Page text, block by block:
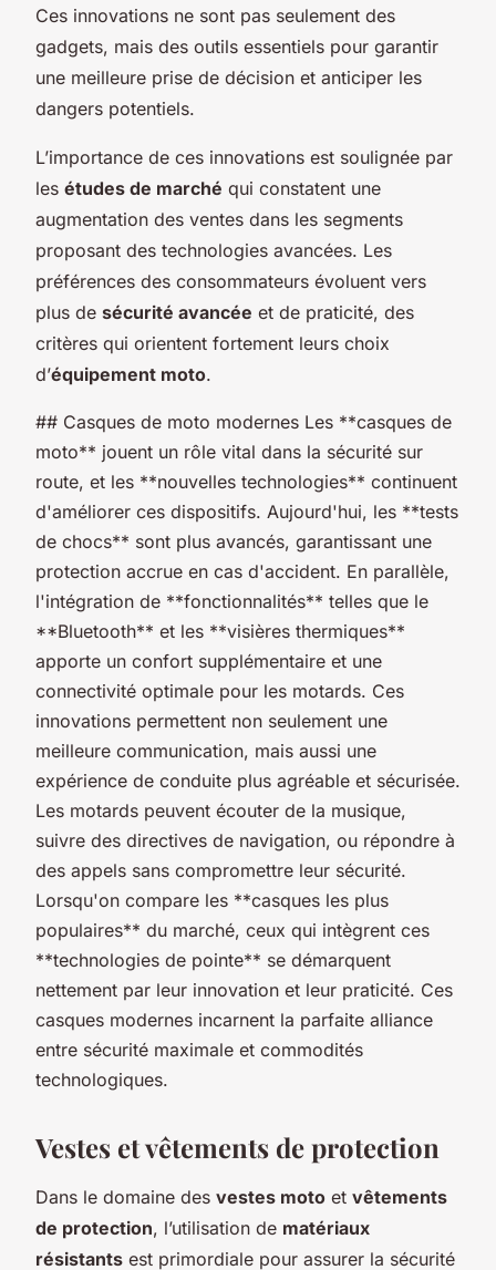
Ces innovations ne sont pas seulement des
gadgets, mais des outils essentiels pour garantir
une meilleure prise de décision et anticiper les
dangers potentiels.
L’importance de ces innovations est soulignée par
les études de marché qui constatent une
augmentation des ventes dans les segments
proposant des technologies avancées. Les
préférences des consommateurs évoluent vers
plus de sécurité avancée et de praticité, des
critères qui orientent fortement leurs choix
d’équipement moto.
## Casques de moto modernes Les **casques de
moto** jouent un rôle vital dans la sécurité sur
route, et les **nouvelles technologies** continuent
d'améliorer ces dispositifs. Aujourd'hui, les **tests
de chocs** sont plus avancés, garantissant une
protection accrue en cas d'accident. En parallèle,
l'intégration de **fonctionnalités** telles que le
**Bluetooth** et les **visières thermiques**
apporte un confort supplémentaire et une
connectivité optimale pour les motards. Ces
innovations permettent non seulement une
meilleure communication, mais aussi une
expérience de conduite plus agréable et sécurisée.
Les motards peuvent écouter de la musique,
suivre des directives de navigation, ou répondre à
des appels sans compromettre leur sécurité.
Lorsqu'on compare les **casques les plus
populaires** du marché, ceux qui intègrent ces
**technologies de pointe** se démarquent
nettement par leur innovation et leur praticité. Ces
casques modernes incarnent la parfaite alliance
entre sécurité maximale et commodités
technologiques.
Vestes et vêtements de protection
Dans le domaine des vestes moto et vêtements
de protection, l’utilisation de matériaux
résistants est primordiale pour assurer la sécurité